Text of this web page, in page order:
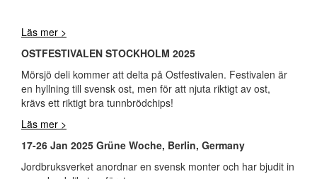
Läs mer >
OSTFESTIVALEN STOCKHOLM 2025
Mörsjö deli kommer att delta på Ostfestivalen. Festivalen är
en hyllning till svensk ost, men för att njuta riktigt av ost,
krävs ett riktigt bra tunnbrödchips!
Läs mer >
17-26 Jan 2025 Grüne Woche, Berlin, Germany
Jordbruksverket anordnar en svensk monter och har bjudit in